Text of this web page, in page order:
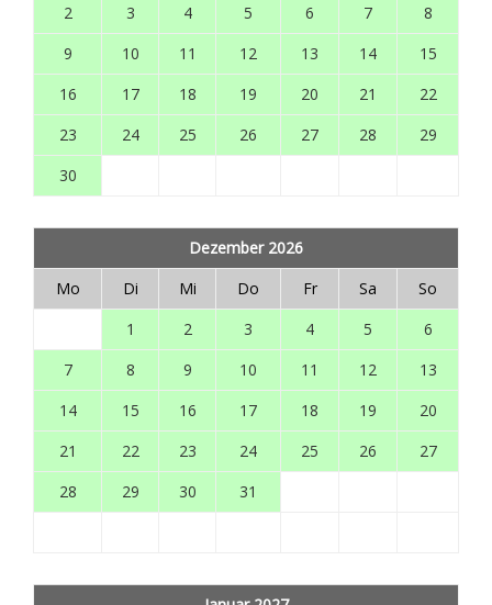
2
3 4 5 6 7
8
9
10 11 12 13 14
15
16
17 18 19 20 21
22
23
24 25 26 27 28
29
30
Dezember 2026
Mo
Di Mi Do Fr Sa
So
1
2 3 4 5
6
7
8 9 10 11 12
13
14
15 16 17 18 19
20
21
22 23 24 25 26
27
28
29 30 31